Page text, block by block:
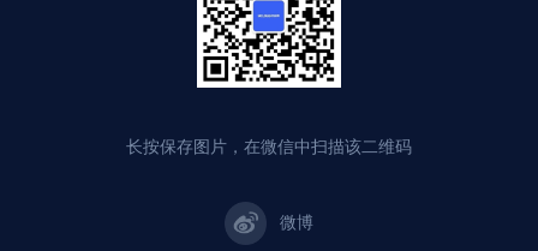
长按保存图片，在微信中扫描该二维码
微博